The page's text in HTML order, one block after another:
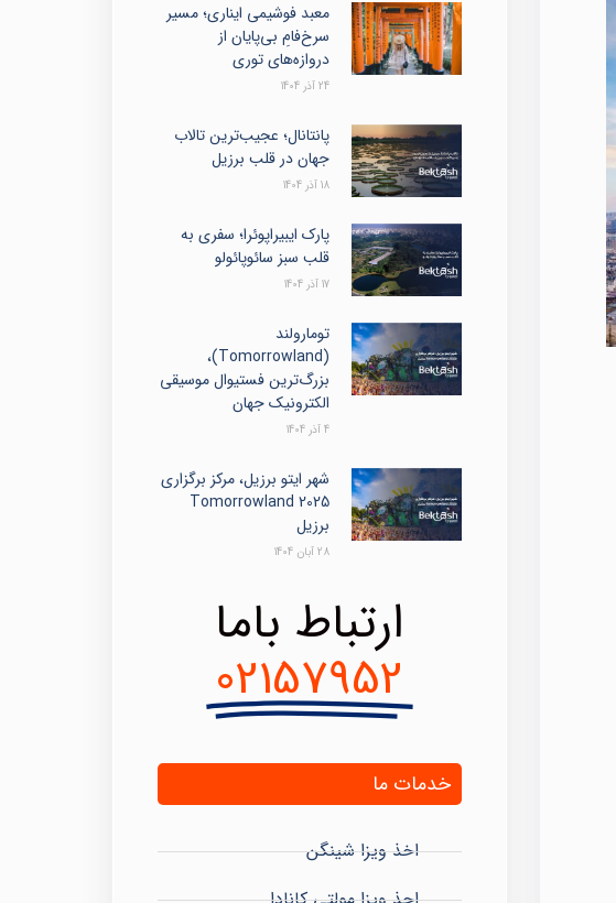
معبد فوشیمی ایناری؛ مسیر
سرخ‌فامِ بی‌پایان از
دروازه‌های توری
24 آذر 1404
پانتانال؛ عجیب‌ترین تالاب
جهان در قلب برزیل
18 آذر 1404
پارک ایبیراپوئرا؛ سفری به
قلب سبز سائوپائولو
17 آذر 1404
تومارولند
(Tomorrowland)،
بزرگ‌ترین فستیوال موسیقی
الکترونیک جهان
4 آذر 1404
شهر ایتو برزیل، مرکز برگزاری
Tomorrowland 2025
برزیل
28 آبان 1404
ارتباط باما
02157952
خدمات ما
اخذ ویزا شینگن